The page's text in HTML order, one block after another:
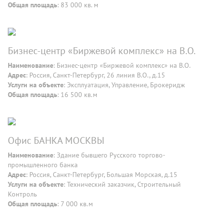
Общая площадь: 83 000 кв. м
Бизнес-центр «Биржевой комплекс» на В.О.
Наименование: Бизнес-центр «Биржевой комплекс» на В.О.
Адрес: Россия, Санкт-Петербург, 26 линия В.О., д.15
Услуги на объекте: Эксплуатация, Управление, Брокеридж
Общая площадь: 16 500 кв.м
Офис БАНКА МОСКВЫ
Наименование: Здание бывшего Русского торгово-
промышленного банка
Адрес: Россия, Санкт-Петербург, Большая Морская, д.15
Услуги на объекте: Технический заказчик, Строительный
Контроль
Общая площадь: 7 000 кв.м